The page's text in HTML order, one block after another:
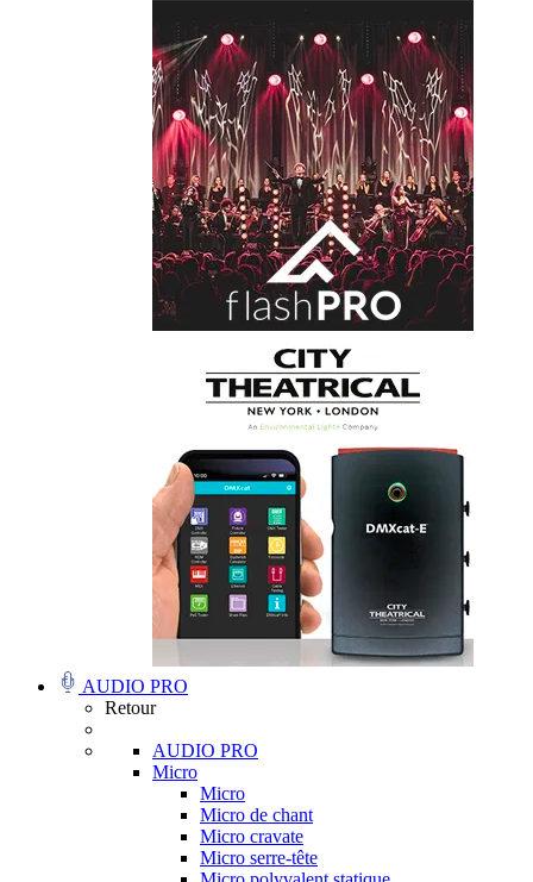
AUDIO PRO
Retour
AUDIO PRO
Micro
Micro
Micro de chant
Micro cravate
Micro serre-tête